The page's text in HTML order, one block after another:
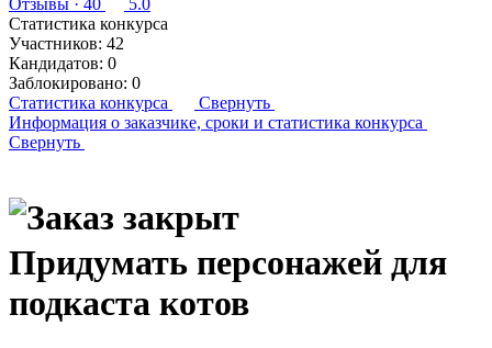
Отзывы · 40
5.0
Статистика конкурса
Участников: 42
Кандидатов: 0
Заблокировано: 0
Статистика конкурса
Свернуть
Информация о заказчике, сроки и статистика конкурса
Свернуть
Придумать персонажей для
подкаста котов